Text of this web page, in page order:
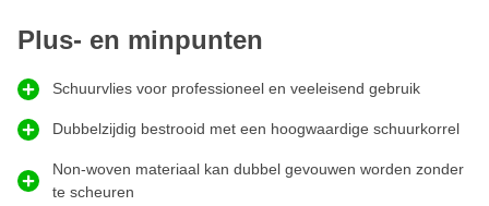
wetsanden, kanten, hoeken, gaten en oppervlakken super glad
Het schuren met non woven vlies brengt vele voordelen met
geweven materiaal is als een web waar schuurstof niet in gaat
zitten. Hierdoor blijf je tijdens het schuren genieten van een korrel
Plus- en minpunten
Schuurvlies voor professioneel en veeleisend gebruik
Dubbelzijdig bestrooid met een hoogwaardige schuurkorrel
Non-woven materiaal kan dubbel gevouwen worden zonder
te scheuren